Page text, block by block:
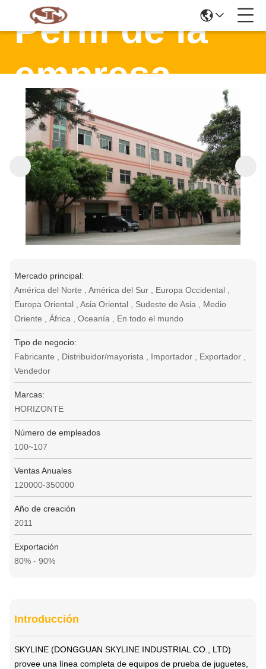
Perfil de la
empresa
Mercado principal:
América del Norte , América del Sur , Europa Occidental ,
Europa Oriental , Asia Oriental , Sudeste de Asia , Medio
Oriente , África , Oceanía , En todo el mundo
Tipo de negocio:
Fabricante , Distribuidor/mayorista , Importador , Exportador ,
Vendedor
Marcas:
HORIZONTE
Número de empleados
100~107
Ventas Anuales
120000-350000
Año de creación
2011
Exportación
80% - 90%
Introducción
SKYLINE (DONGGUAN SKYLINE INDUSTRIAL CO., LTD)
provee una línea completa de equipos de prueba de juguetes,